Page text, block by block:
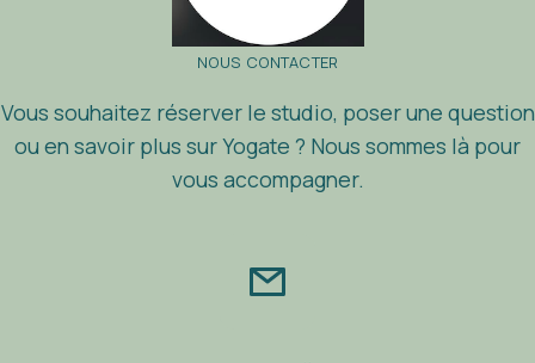
NOUS CONTACTER
Vous souhaitez réserver le studio, poser une question
ou en savoir plus sur Yogate ? Nous sommes là pour
vous accompagner.